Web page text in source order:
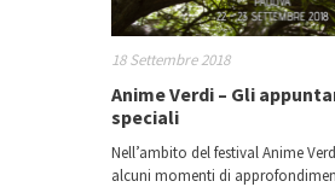
18 Settembre 2018
Anime Verdi – Gli
speciali
Nell’ambito del festival Anime
alcuni momenti di